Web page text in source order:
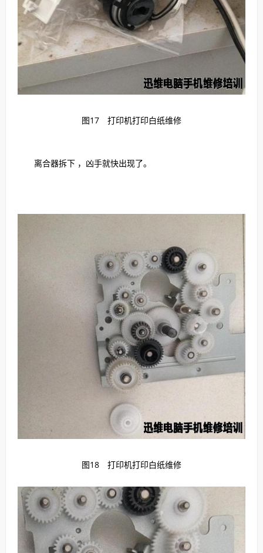
图17 打印机打印白纸维修
离合器拆下 ，凶手就快出现了。
图18 打印机打印白纸维修